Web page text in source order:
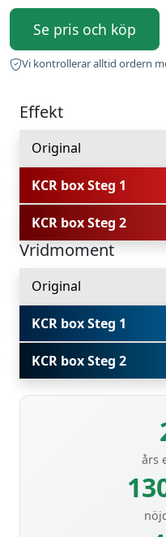
Se pris och köp
Vi kontrollerar alltid ordern
Effekt
Original
KCR box Steg 1
KCR box Steg 2
Vridmoment
Original
KCR box Steg 1
KCR box Steg 2
års